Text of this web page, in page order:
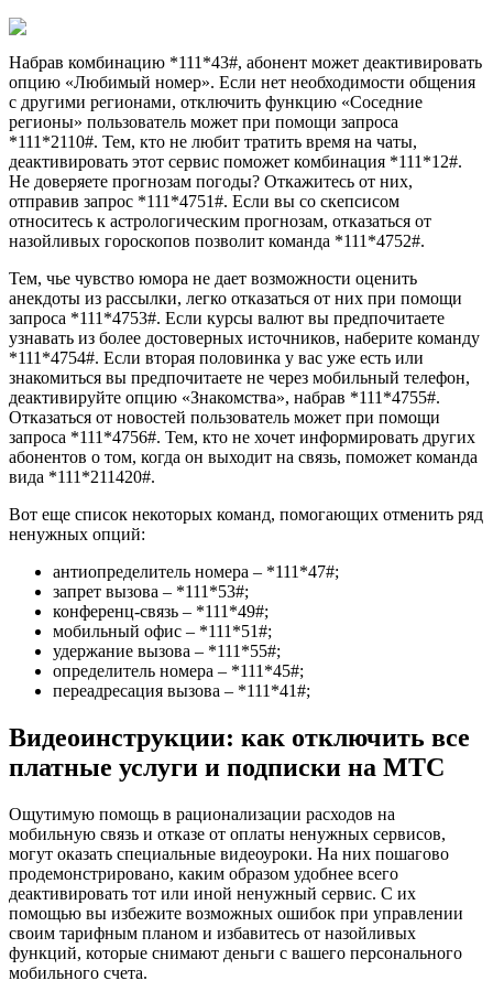
Набрав комбинацию *111*43#, абонент может деактивировать
опцию «Любимый номер». Если нет необходимости общения
с другими регионами, отключить функцию «Соседние
регионы» пользователь может при помощи запроса
*111*2110#. Тем, кто не любит тратить время на чаты,
деактивировать этот сервис поможет комбинация *111*12#.
Не доверяете прогнозам погоды? Откажитесь от них,
отправив запрос *111*4751#. Если вы со скепсисом
относитесь к астрологическим прогнозам, отказаться от
назойливых гороскопов позволит команда *111*4752#.
Тем, чье чувство юмора не дает возможности оценить
анекдоты из рассылки, легко отказаться от них при помощи
запроса *111*4753#. Если курсы валют вы предпочитаете
узнавать из более достоверных источников, наберите команду
*111*4754#. Если вторая половинка у вас уже есть или
знакомиться вы предпочитаете не через мобильный телефон,
деактивируйте опцию «Знакомства», набрав *111*4755#.
Отказаться от новостей пользователь может при помощи
запроса *111*4756#. Тем, кто не хочет информировать других
абонентов о том, когда он выходит на связь, поможет команда
вида *111*211420#.
Вот еще список некоторых команд, помогающих отменить ряд
ненужных опций:
антиопределитель номера – *111*47#;
запрет вызова – *111*53#;
конференц-связь – *111*49#;
мобильный офис – *111*51#;
удержание вызова – *111*55#;
определитель номера – *111*45#;
переадресация вызова – *111*41#;
Видеоинструкции: как отключить все
платные услуги и подписки на МТС
Ощутимую помощь в рационализации расходов на
мобильную связь и отказе от оплаты ненужных сервисов,
могут оказать специальные видеоуроки. На них пошагово
продемонстрировано, каким образом удобнее всего
деактивировать тот или иной ненужный сервис. С их
помощью вы избежите возможных ошибок при управлении
своим тарифным планом и избавитесь от назойливых
функций, которые снимают деньги с вашего персонального
мобильного счета.